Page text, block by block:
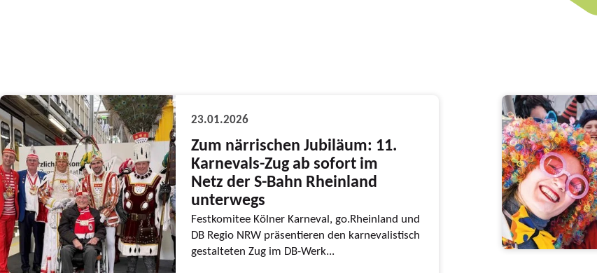
23.01.2026
Zum närrischen Jubiläum: 11.
Karnevals-Zug ab sofort im
Netz der S-Bahn Rheinland
unterwegs
Festkomitee Kölner Karneval, go.Rheinland und
DB Regio NRW präsentieren den karnevalistisch
gestalteten Zug im DB-Werk...